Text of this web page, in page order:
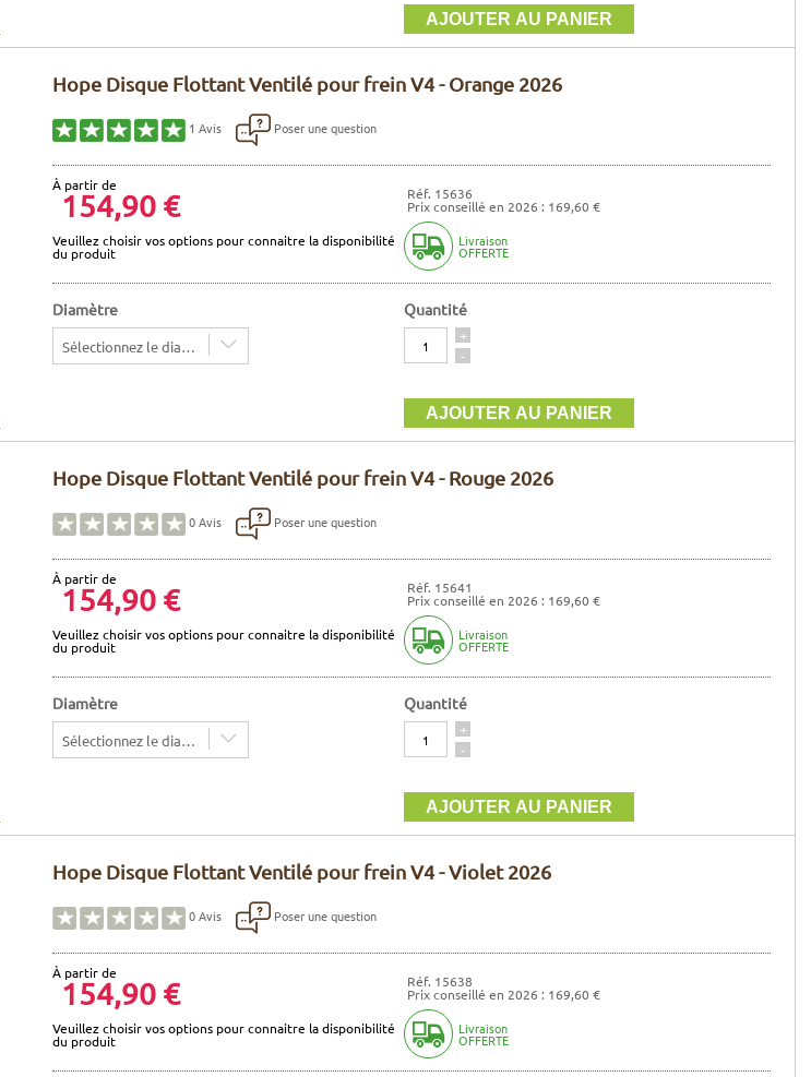
Hope Disque Flottant Ventilé pour frein V4 - Orange 2026
1 Avis Poser une question
À partir de
154,90 € Réf. 15636
Prix conseillé en 2026 : 169,60 €
Veuillez choisir vos options pour connaitre la disponibilité
du produit
Livraison
OFFERTE
Diamètre
Sélectionnez le diamètre
Quantité
Quantité
+
-
Hope Disque Flottant Ventilé pour frein V4 - Rouge 2026
0Avis Poser une question
À partir de
154,90 € Réf. 15641
Prix conseillé en 2026 : 169,60 €
Veuillez choisir vos options pour connaitre la disponibilité
du produit
Livraison
OFFERTE
Diamètre
Sélectionnez le diamètre
Quantité
Quantité
+
-
Hope Disque Flottant Ventilé pour frein V4 - Violet 2026
0Avis Poser une question
À partir de
154,90 € Réf. 15638
Prix conseillé en 2026 : 169,60 €
Veuillez choisir vos options pour connaitre la disponibilité
du produit
Livraison
OFFERTE